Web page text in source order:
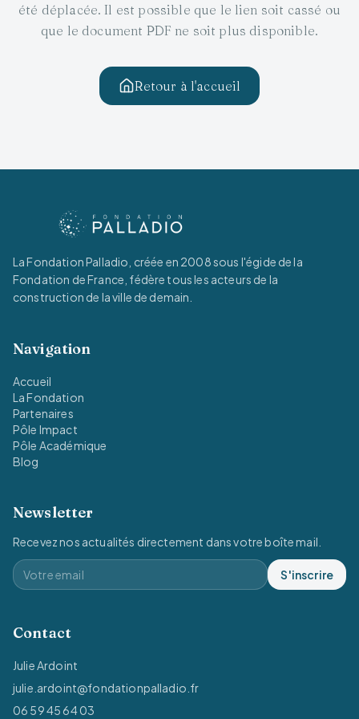
été déplacée. Il est possible que le lien soit cassé ou
que le document PDF ne soit plus disponible.
Retour à l'accueil
La Fondation Palladio, créée en 2008 sous l'égide de la
Fondation de France, fédère tous les acteurs de la
construction de la ville de demain.
Navigation
Accueil
La Fondation
Partenaires
Pôle Impact
Pôle Académique
Blog
Newsletter
Recevez nos actualités directement dans votre boîte mail.
S'inscrire
Contact
Julie Ardoint
julie.ardoint@fondationpalladio.fr
06 59 45 64 03